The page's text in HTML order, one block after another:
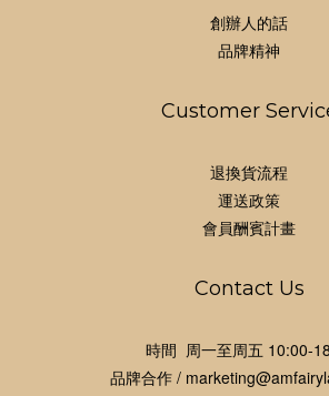
創辦人的話
品牌精神
Customer
退換貨流程
運送政策
會員酬賓計畫
Contact Us
時間 周一至周五 10:00-
品牌合作 /